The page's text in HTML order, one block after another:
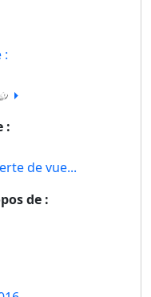
:
:
de vue...
de :